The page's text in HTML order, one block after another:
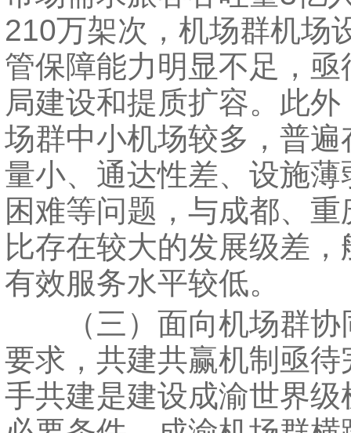
210万架次，机场群机场
管保障能力明显不足，亟
局建设和提质扩容。此外
场群中小机场较多，普遍
量小、通达性差、设施薄
困难等问题，与成都、
比存在较大的发展级差
有效服务水平较低。
（三）面向机场群协
要求，共建共赢机制亟待
手共建是建设成渝世界级